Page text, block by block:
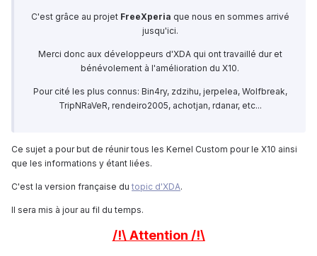
C'est grâce au projet FreeXperia que nous en sommes arrivé
jusqu'ici.
Merci donc aux développeurs d'XDA qui ont travaillé dur et
bénévolement à l'amélioration du X10.
Pour cité les plus connus: Bin4ry, zdzihu, jerpelea, Wolfbreak,
TripNRaVeR, rendeiro2005, achotjan, rdanar, etc...
Ce sujet a pour but de réunir tous les Kernel Custom pour le X10 ainsi
que les informations y étant liées.
C'est la version française du topic d'XDA.
Il sera mis à jour au fil du temps.
/!\ Attention /!\